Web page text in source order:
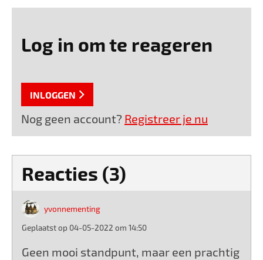
Log in om te reageren
INLOGGEN
Nog geen account? Registreer je nu
Reacties (3)
yvonnementing
Geplaatst op 04-05-2022 om 14:50
Geen mooi standpunt, maar een prachtig